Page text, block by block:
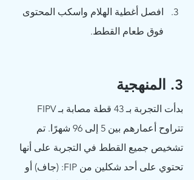
افصل أغطية الهلام واسكب المحتوى
فوق طعام القطط.
3. المنهجية
تتراوح أعمارهم بين 5 إلى 96 شهرًا. تم
تشخيص جميع القطط في التجربة على أنها
تحتوي على أحد شكلين من FIP: (جاف) أو